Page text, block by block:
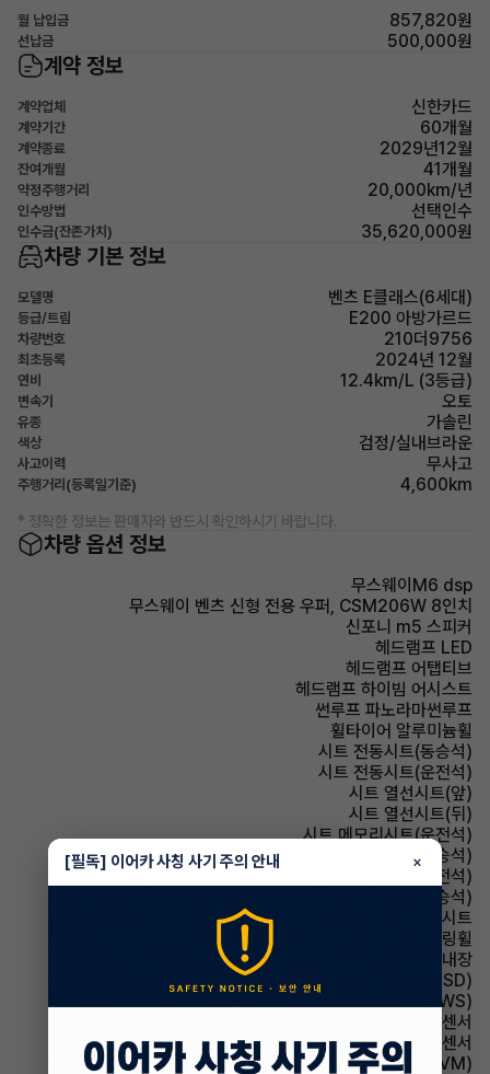
월 납입금 857,820원
선납금 500,000원
계약 정보
계약업체 신한카드
계약기간 60개월
계약종료 2029년12월
잔여개월 41개월
약정주행거리 20,000km/년
인수방법 선택인수
인수금(잔존가치) 35,620,000원
차량 기본 정보
모델명 벤츠 E클래스(6세대)
등급/트림 E200 아방가르드
차량번호 210더9756
최초등록 2024년 12월
연비 12.4km/L (3등급)
변속기 오토
유종 가솔린
색상 검정/실내브라운
사고이력 무사고
주행거리(등록일기준) 4,600km
* 정확한 정보는 판매자와 반드시 확인하시기 바랍니다.
차량 옵션 정보
무스웨이M6 dsp
무스웨이 벤츠 신형 전용 우퍼, CSM206W 8인치
신포니 m5 스피커
헤드램프 LED
헤드램프 어탭티브
헤드램프 하이빔 어시스트
썬루프 파노라마썬루프
휠타이어 알루미늄휠
시트 전동시트(동승석)
시트 전동시트(운전석)
시트 열선시트(앞)
시트 열선시트(뒤)
시트 메모리시트(운전석)
시트 메모리시트(동승석)
시트 통풍시트(운전석)
시트 통풍시트(동승석)
시트 인조가죽시트
스티어링휠 가죽스티어링휠
스티어링휠 열선내장
주행안전 후측방경보시스템(BSD)
주행안전 차선이탈경보(LDWS)
주차보조 전방감지센서
주차보조 후방감지센서
주차보조 어라운드뷰(AVM)
[필독] 이어카 사칭 사기 주의 안내 ×